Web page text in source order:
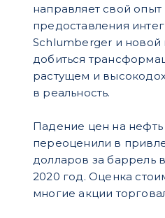
направляет свой
предоставления
Schlumberger и новой
добиться
растущем и
в реальность.
Падение цен на
переоценили в
долларов за баррель
2020 год. Оценка
многие акции